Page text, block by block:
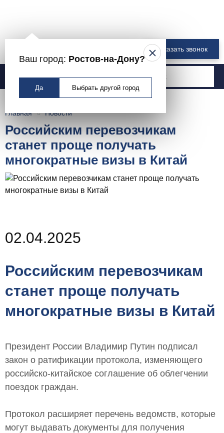
Ваш город: Ростов-на-Дону?
Да Выбрать другой город
Заказать звонок
Москва
Главная Новости
Российским перевозчикам
станет проще получать
многократные визы в Китай
02.04.2025
Российским перевозчикам
станет проще получать
многократные визы в Китай
Президент России Владимир Путин подписал
закон о ратификации протокола, изменяющего
российско-китайское соглашение об облегчении
поездок граждан.
Протокол расширяет перечень ведомств, которые
могут выдавать документы для получения